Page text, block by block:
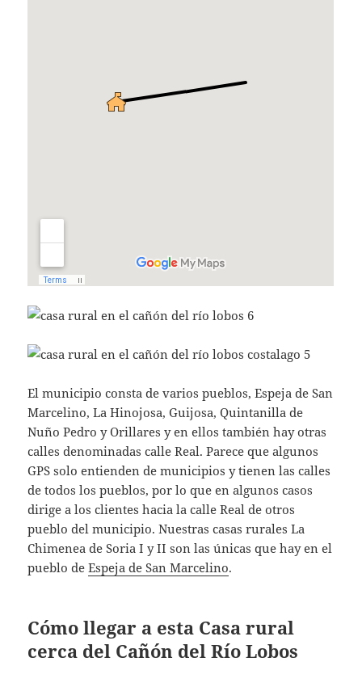
El municipio consta de varios pueblos, Espeja de San
Marcelino, La Hinojosa, Guijosa, Quintanilla de
Nuño Pedro y Orillares y en ellos también hay otras
calles denominadas calle Real. Parece que algunos
GPS solo entienden de municipios y tienen las calles
de todos los pueblos, por lo que en algunos casos
dirige a los clientes hacia la calle Real de otros
pueblo del municipio. Nuestras casas rurales La
Chimenea de Soria I y II son las únicas que hay en el
pueblo deEspeja de San Marcelino.
Cómo llegar a esta Casa rural
cerca del Cañón del Río Lobos